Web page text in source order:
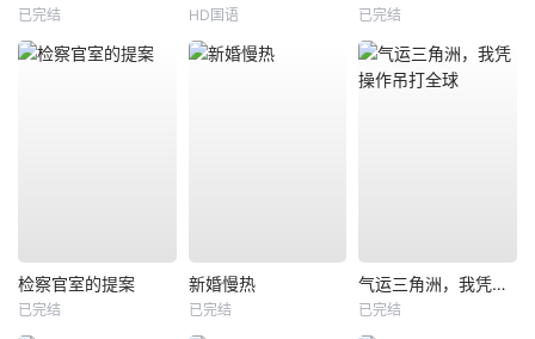
已完结 HD国语 已完结
检察官室的提案
已完结
新婚慢热
已完结
气运三角洲，我凭操作吊打全球
已完结